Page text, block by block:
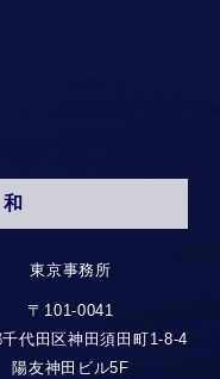
東京事務所
〒101-0041
代田区神田須田町1-8-4
陽友神田ビル5F